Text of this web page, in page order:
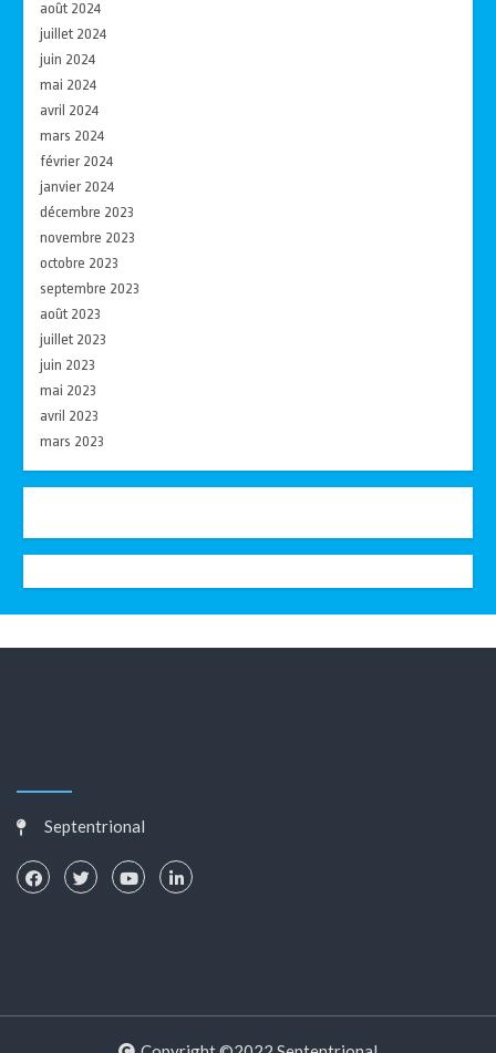
août 2024
juillet 2024
juin 2024
mai 2024
avril 2024
mars 2024
février 2024
janvier 2024
décembre 2023
novembre 2023
octobre 2023
septembre 2023
août 2023
juillet 2023
juin 2023
mai 2023
avril 2023
mars 2023
Septentrional